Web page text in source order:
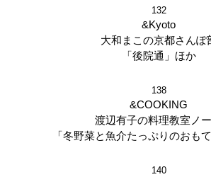
132
&Kyoto
大和まこの京都さんぽ
「後院通」ほか
138
&COOKING
渡辺有子の料理教室ノ
「冬野菜と魚介たっぷりのおも
140